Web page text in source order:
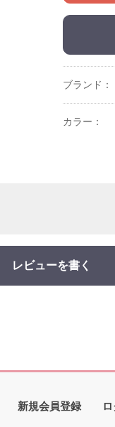
ブランド：
カラー：
レビューを書く
新規会員登録